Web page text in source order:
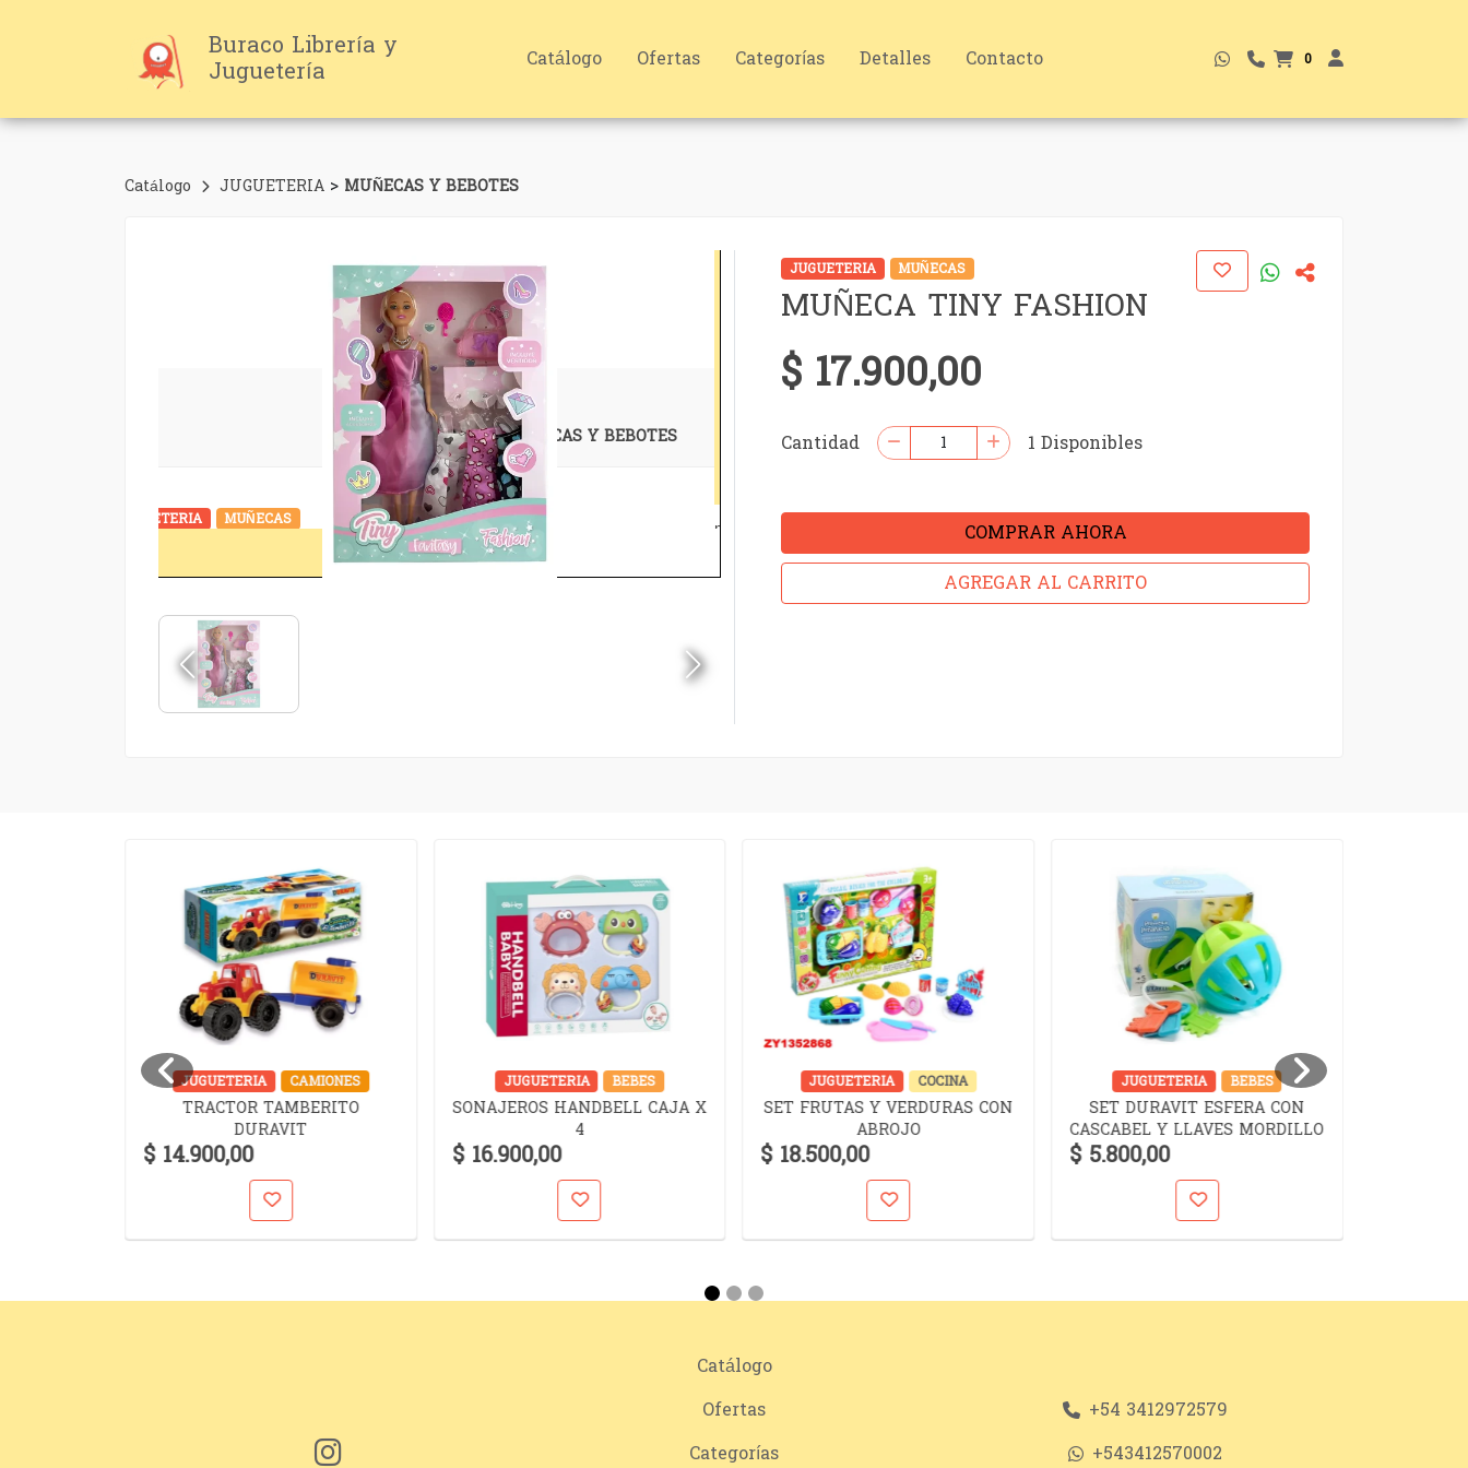
Buraco Librería y
Juguetería Catálogo Ofertas Categorías Detalles Contacto 0
Catálogo JUGUETERIA > MUÑECAS Y BEBOTES
JUGUETERIA MUÑECAS
MUÑECA TINY FASHION
$ 17.900,00
Cantidad 1 Disponibles
COMPRAR AHORA
AGREGAR AL CARRITO
JUGUETERIA CAMIONES
TRACTOR TAMBERITO
DURAVIT
$ 14.900,00
JUGUETERIA BEBES
SONAJEROS HANDBELL CAJA X
4
$ 16.900,00
JUGUETERIA COCINA
SET FRUTAS Y VERDURAS CON
ABROJO
$ 18.500,00
JUGUETERIA BEBES
SET DURAVIT ESFERA CON
CASCABEL Y LLAVES MORDILLO
$ 5.800,00
Catálogo
Ofertas
Categorías
+54 3412972579
+543412570002